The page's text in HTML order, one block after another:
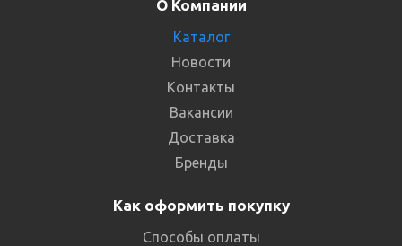
О Компании
Каталог
Новости
Контакты
Вакансии
Доставка
Бренды
Как оформить покупку
Способы оплаты